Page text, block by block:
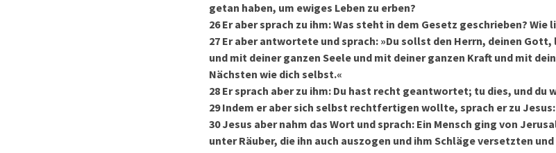
getan haben, um ewiges Leben zu erben?
26Er aber sprach zu ihm: Was steht in dem Gesetz geschrieben? Wie
27 Er aber antwortete und sprach: »Du sollst den Herrn, deinen Gott,
und mit deiner ganzen Seele und mit deiner ganzen Kraft und mit
Nächsten wie dich selbst.«
28 Er sprach aber zu ihm: Du hast recht geantwortet; tu dies, und du
29Indem er aber sich selbst rechtfertigen wollte, sprach er zu
30Jesus aber nahm das Wort und sprach: Ein Mensch ging von
unter Räuber, die ihn auch auszogen und ihm Schläge versetzten